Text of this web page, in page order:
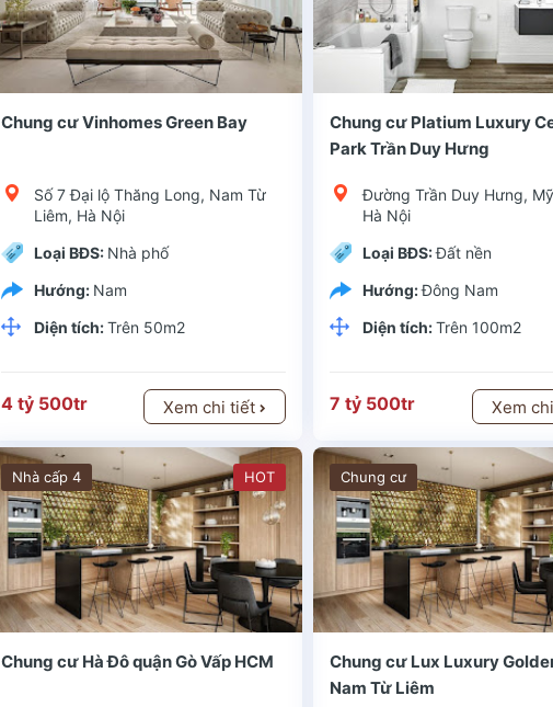
Chung cư Vinhomes Green Bay
Số 7 Đại lộ Thăng Long, Nam Từ
Liêm, Hà Nội
Loại BĐS: Nhà phố
Hướng: Nam
Diện tích:Trên 50m2
4 tỷ 500tr Xem chi tiết
Nhà cấp 4 HOT
Chung cư Hà Đô quận Gò Vấp HCM
Chung cư Platium Luxury
Park Trần Duy Hưng
Đường Trần Duy Hưng,
Hà Nội
Loại BĐS:Đất nền
Hướng:Đông Nam
Diện tích:Trên 100m2
7 tỷ 500tr Xem
Chung cư
Chung cư Lux Luxury
Nam Từ Liêm